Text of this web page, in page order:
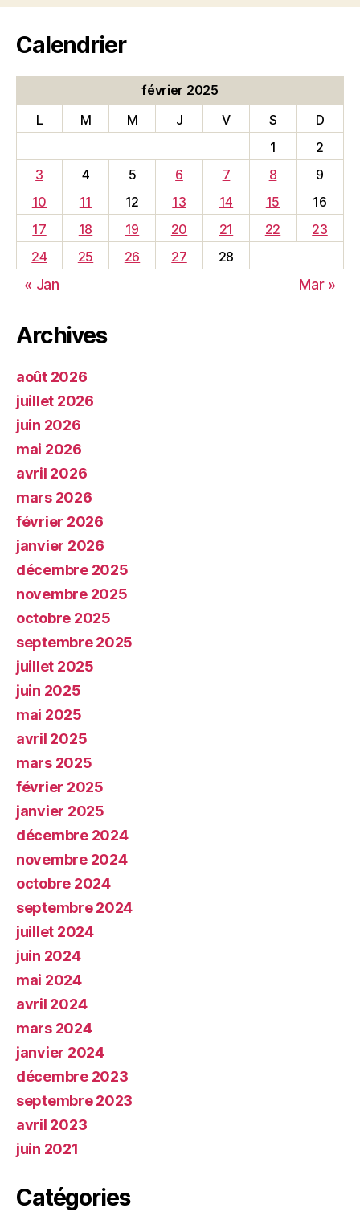
Calendrier
février 2025
L
M M J V S
D
1
2
3
4 5 6 7 8
9
10
11 12 13 14 15
16
17
18 19 20 21 22
23
24
25 26 27 28
« Jan Mar »
Archives
août 2026
juillet 2026
juin 2026
mai 2026
avril 2026
mars 2026
février 2026
janvier 2026
décembre 2025
novembre 2025
octobre 2025
septembre 2025
juillet 2025
juin 2025
mai 2025
avril 2025
mars 2025
février 2025
janvier 2025
décembre 2024
novembre 2024
octobre 2024
septembre 2024
juillet 2024
juin 2024
mai 2024
avril 2024
mars 2024
janvier 2024
décembre 2023
septembre 2023
avril 2023
juin 2021
Catégories